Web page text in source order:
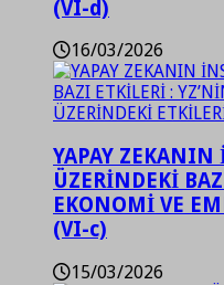
(VI-d)
16/03/2026
YAPAY ZEKANIN
ÜZERİNDEKİ
EKONOMİ VE
(VI-c)
15/03/2026